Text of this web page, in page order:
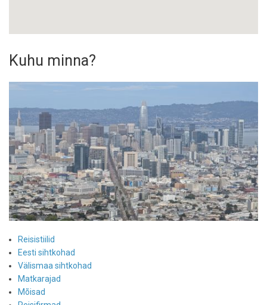
Kuhu minna?
Reisistiilid
Eesti sihtkohad
Välismaa sihtkohad
Matkarajad
Mõisad